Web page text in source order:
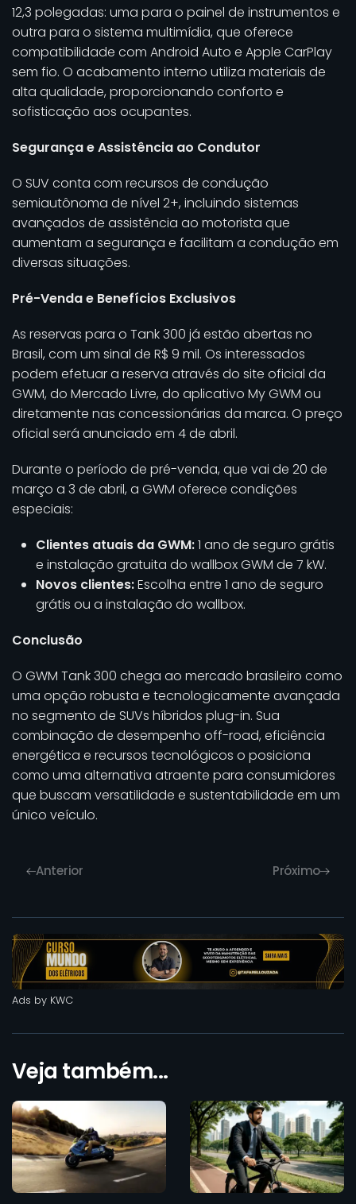
12,3 polegadas: uma para o painel de instrumentos e
outra para o sistema multimídia, que oferece
compatibilidade com Android Auto e Apple CarPlay
sem fio. O acabamento interno utiliza materiais de
alta qualidade, proporcionando conforto e
sofisticação aos ocupantes.
Segurança e Assistência ao Condutor
O SUV conta com recursos de condução
semiautônoma de nível 2+, incluindo sistemas
avançados de assistência ao motorista que
aumentam a segurança e facilitam a condução em
diversas situações.
Pré-Venda e Benefícios Exclusivos
As reservas para o Tank 300 já estão abertas no
Brasil, com um sinal de R$ 9 mil. Os interessados
podem efetuar a reserva através do site oficial da
GWM, do Mercado Livre, do aplicativo My GWM ou
diretamente nas concessionárias da marca. O preço
oficial será anunciado em 4 de abril.
Durante o período de pré-venda, que vai de 20 de
março a 3 de abril, a GWM oferece condições
especiais:
Clientes atuais da GWM:1 ano de seguro grátis
e instalação gratuita do wallbox GWM de 7 kW.
Novos clientes:Escolha entre 1 ano de seguro
grátis ou a instalação do wallbox.
Conclusão
O GWM Tank 300 chega ao mercado brasileiro como
uma opção robusta e tecnologicamente avançada
no segmento de SUVs híbridos plug-in. Sua
combinação de desempenho off-road, eficiência
energética e recursos tecnológicos o posiciona
como uma alternativa atraente para consumidores
que buscam versatilidade e sustentabilidade em um
único veículo.
Anterior Próximo
Ads by KWC
Veja também...